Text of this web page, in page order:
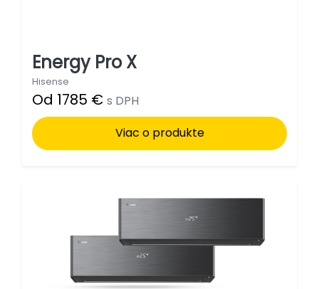
Energy Pro X
Hisense
Od 1785 € s DPH
Viac o produkte